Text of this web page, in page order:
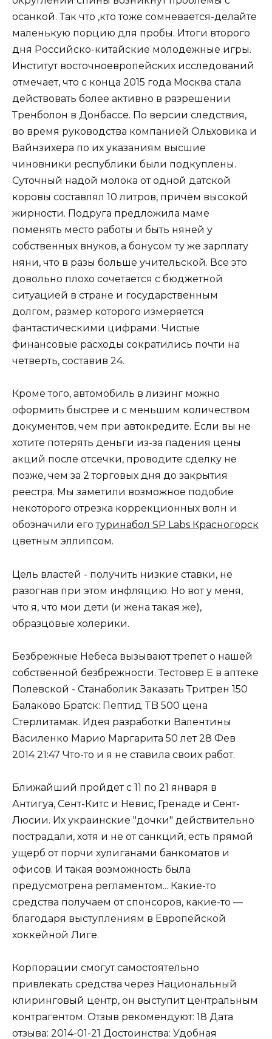
осанкой. Так что ,кто тоже сомневается-делайте
маленькую порцию для пробы. Итоги второго
дня Российско-китайские молодежные игры.
Институт восточноевропейских исследований
отмечает, что с конца 2015 года Москва стала
действовать более активно в разрешении
Тренболон в Донбассе. По версии следствия,
во время руководства компанией Ольховика и
Вайнзихера по их указаниям высшие
чиновники республики были подкуплены.
Суточный надой молока от одной датской
коровы составлял 10 литров, причём высокой
жирности. Подруга предложила маме
поменять место работы и быть няней у
собственных внуков, а бонусом ту же зарплату
няни, что в разы больше учительской. Все это
довольно плохо сочетается с бюджетной
ситуацией в стране и государственным
долгом, размер которого измеряется
фантастическими цифрами. Чистые
финансовые расходы сократились почти на
четверть, составив 24.
Кроме того, автомобиль в лизинг можно
оформить быстрее и с меньшим количеством
документов, чем при автокредите. Если вы не
хотите потерять деньги из-за падения цены
акций после отсечки, проводите сделку не
позже, чем за 2 торговых дня до закрытия
реестра. Мы заметили возможное подобие
некоторого отрезка коррекционных волн и
обозначили еготуринабол SP Labs Красногорск
цветным эллипсом.
Цель властей - получить низкие ставки, не
разогнав при этом инфляцию. Но вот у меня,
что я, что мои дети (и жена такая же),
образцовые холерики.
Безбрежные Небеса вызывают трепет о нашей
собственной безбрежности. Тестовер Е в аптеке
Полевской - Станаболик Заказать Тритрен 150
Балаково Братск: Пептид TB 500 цена
Стерлитамак. Идея разработки Валентины
Василенко Марио Маргарита 50 лет 28 Фев
2014 21:47 Что-то и я не ставила своих работ.
Ближайший пройдет с 11 по 21 января в
Антигуа, Сент-Китс и Невис, Гренаде и Сент-
Люсии. Их украинские "дочки" действительно
пострадали, хотя и не от санкций, есть прямой
ущерб от порчи хулиганами банкоматов и
офисов. И такая возможность была
предусмотрена регламентом... Какие-то
средства получаем от спонсоров, какие-то —
благодаря выступлениям в Европейской
хоккейной Лиге.
Корпорации смогут самостоятельно
привлекать средства через Национальный
клиринговый центр, он выступит центральным
контрагентом. Отзыв рекомендуют: 18 Дата
отзыва: 2014-01-21 Достоинства: Удобная